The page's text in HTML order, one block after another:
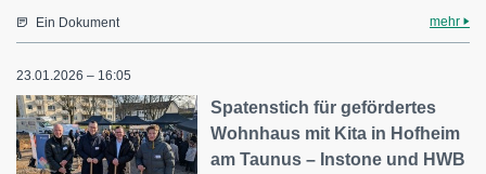
Ein Dokument mehr
23.01.2026 – 16:05
Spatenstich für gefördertes
Wohnhaus mit Kita in Hofheim
am Taunus – Instone und HWB